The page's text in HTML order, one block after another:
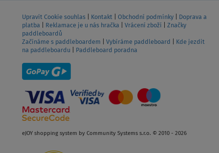
Upravit Cookie souhlas Kontakt Obchodní podmínky
Doprava a
platba
Reklamace je u nás hračka Vrácení zboží
Značky
paddleboardů
Začínáme s paddleboardem
Vybíráme paddleboard
Kde jezdit
na paddleboardu
Paddleboard poradna
eJOY shopping system by Community Systems s.r.o. © 2010 - 2026